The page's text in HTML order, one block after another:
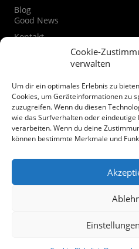
Cookie-
verwalten
Um dir ein optimales Erlebnis zu
Cookies, um Geräteinformationen zu
zuzugreifen. Wenn du diesen
wie das Surfverhalten oder eindeutige
verarbeiten. Wenn du deine
können bestimmte Merkmale und
Blog
Good News
Kontakt
Kontaktformular
Datenschutzerklärung
Cookie-Richtlinie (EU)
Spenden